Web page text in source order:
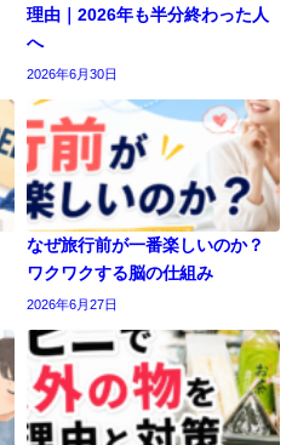
理由｜2026年も半分終わった人
へ
2026年6月30日
なぜ旅行前が一番楽しいのか？
ワクワクする脳の仕組み
2026年6月27日